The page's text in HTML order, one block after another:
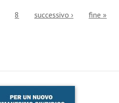
8 successivo › fine »